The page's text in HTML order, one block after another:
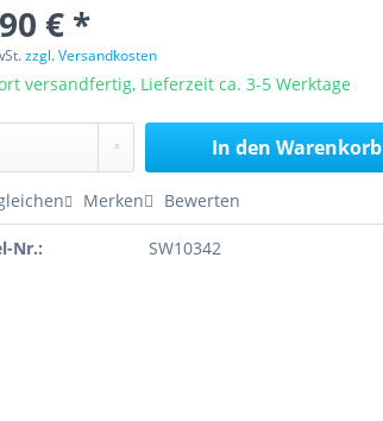
€ *
zzgl. Versandkosten
versandfertig, Lieferzeit ca. 3-5 Werktage
In den Warenkorb
Merken Bewerten
Nr.: SW10342